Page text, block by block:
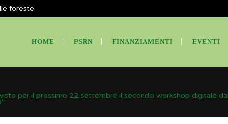
foreste
HOME PSRN FINANZIAMENTI EVENTI
per il prossimo 22 settembre il secondo workshop digitale